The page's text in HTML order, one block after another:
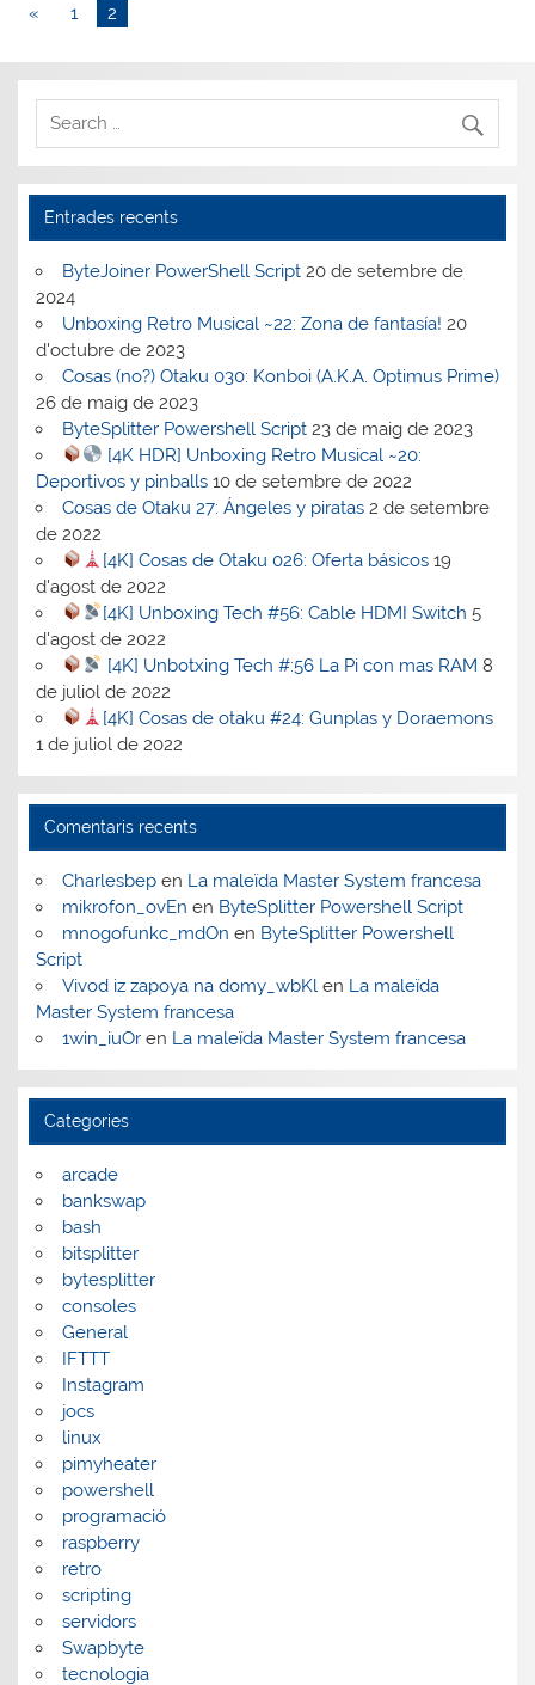
« 1 2
Entrades recents
ByteJoiner PowerShell Script 20 de setembre de
2024
Unboxing Retro Musical ~22: Zona de fantasía! 20
d'octubre de 2023
Cosas (no?) Otaku 030: Konboi (A.K.A. Optimus Prime)
26 de maig de 2023
ByteSplitter Powershell Script 23 de maig de 2023
[4K HDR] Unboxing Retro Musical ~20:
Deportivos y pinballs 10 de setembre de 2022
Cosas de Otaku 27: Ángeles y piratas 2 de setembre
de 2022
[4K] Cosas de Otaku 026: Oferta básicos 19
d'agost de 2022
[4K] Unboxing Tech #56: Cable HDMI Switch 5
d'agost de 2022
[4K] Unbotxing Tech #:56 La Pi con mas RAM 8
de juliol de 2022
[4K] Cosas de otaku #24: Gunplas y Doraemons
1 de juliol de 2022
Comentaris recents
Charlesbepen La maleïda Master System francesa
mikrofon_ovEn en ByteSplitter Powershell Script
mnogofunkc_mdOn en ByteSplitter Powershell
Script
Vivod iz zapoya na domy_wbKlen La maleïda
Master System francesa
1win_iuOren La maleïda Master System francesa
Categories
arcade
bankswap
bash
bitsplitter
bytesplitter
consoles
General
IFTTT
Instagram
jocs
linux
pimyheater
powershell
programació
raspberry
retro
scripting
servidors
Swapbyte
tecnologia